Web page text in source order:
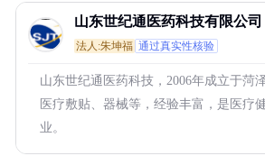
山东世纪通医药科技有限公司
法人:朱坤福 通过真实性核验
山东世纪通医药科技，2006年成立于菏
医疗敷贴、器械等，经验丰富，是医疗
业。